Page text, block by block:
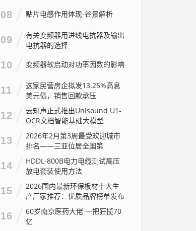
08 贴片电感作用体现-谷景解析
09
有关变频器用进线电抗器及输出
电抗器的选择
10 变频器软启动对功率因数的影响
11
这家民营房企拟发13.25%高息
美元债，销售回款承压
12
云知声正式推出Unisound U1-
OCR文档智能基础大模型
13
2026年2月第3周最受欢迎城市
排名——三亚位居全国第
462026年2月第3周最受欢迎城
市排名——三亚位居全国第46
14
HDDL-800B电力电缆测试高压
放电套装使用方法
15
2026国内最新环保板材十大生
产厂家推荐：优质品牌榜单发布
16
60岁南京医药大佬 一把狂揽70
亿